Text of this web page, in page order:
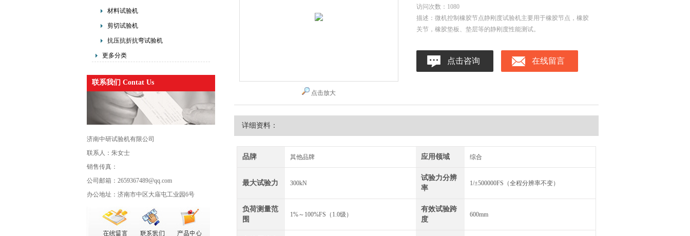
材料试验机
剪切试验机
抗压抗折抗弯试验机
更多分类
联系我们 Contat Us
济南中研试验机有限公司
联系人：朱女士
销售传真：
公司邮箱：2659367489@qq.com
办公地址：济南市中区大庙屯工业园6号
点击放大
访问次数： 1080
描述：微机控制橡胶节点静刚度试验机主要用于橡胶节点，橡胶
关节，橡胶垫板、垫层等的静刚度性能测试。
点击咨询 在线留言
详细资料：
品牌 其他品牌 应用领域 综合
最大试验力 300kN
试验力分辨
率
1/±500000FS（全程分辨率不变）
负荷测量范
围
1%～100%FS（1.0级）
有效试验跨
度
600mm